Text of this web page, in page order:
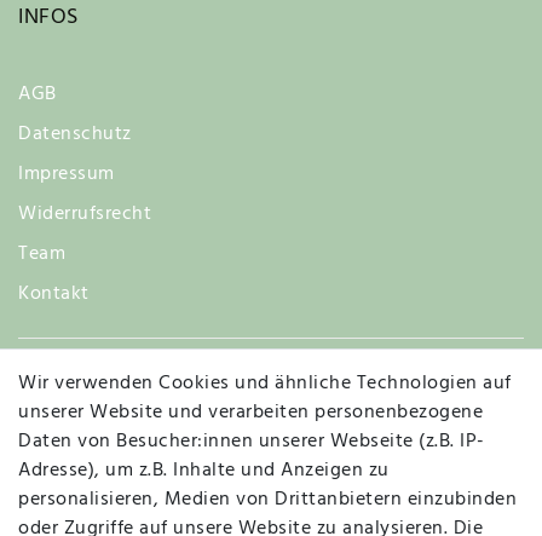
INFOS
AGB
Datenschutz
Impressum
Widerrufsrecht
Team
Kontakt
Widerruf
Vertrag widerrufen Kontakt
Wir verwenden Cookies und ähnliche Technologien auf
unserer Website und verarbeiten personenbezogene
Daten von Besucher:innen unserer Webseite (z.B. IP-
Adresse), um z.B. Inhalte und Anzeigen zu
personalisieren, Medien von Drittanbietern einzubinden
oder Zugriffe auf unsere Website zu analysieren. Die